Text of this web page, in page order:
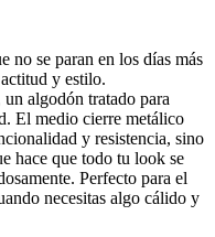
no se paran en los días más
y estilo.
algodón tratado para
El medio cierre metálico
y resistencia, sino
hace que todo tu look se
Perfecto para el
necesitas algo cálido y